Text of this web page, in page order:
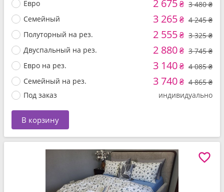
Евро 2 675₴ 3 480 ₴
Семейный
3 265₴ 4 245 ₴
Полуторный на рез.
2 555₴ 3 325 ₴
Двуспальный на рез.
2 880₴ 3 745 ₴
Евро на рез.
3 140₴ 4 085 ₴
Семейный на рез.
3 740₴ 4 865 ₴
Под заказ
индивидуально
В корзину